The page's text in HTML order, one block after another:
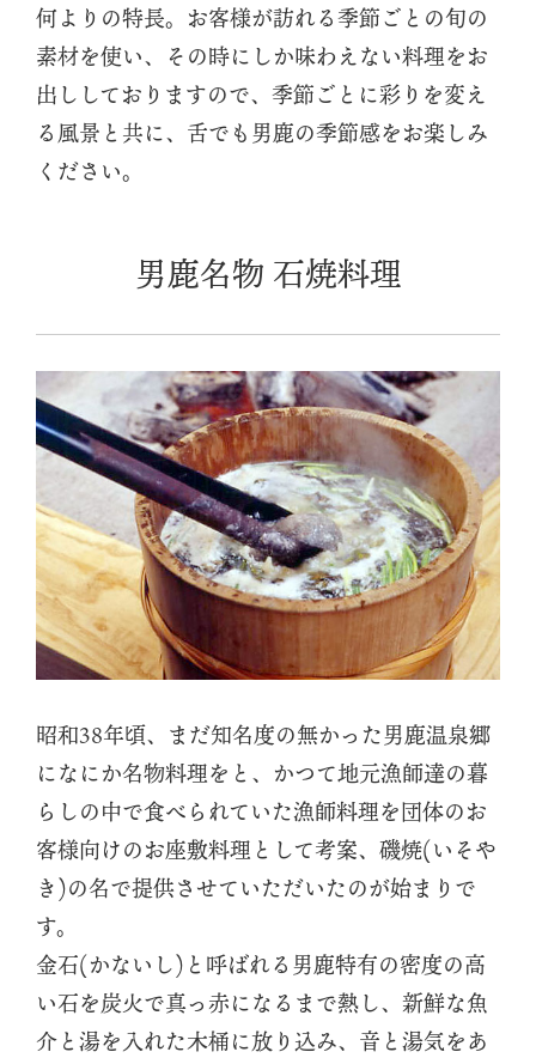
何よりの特長。お客様が訪れる季節ごとの旬の
素材を使い、その時にしか味わえない料理をお
出ししておりますので、季節ごとに彩りを変え
る風景と共に、舌でも男鹿の季節感をお楽しみ
ください。
男鹿名物 石焼料理
昭和38年頃、まだ知名度の無かった男鹿温泉郷
になにか名物料理をと、かつて地元漁師達の暮
らしの中で食べられていた漁師料理を団体のお
客様向けのお座敷料理として考案、磯焼(いそや
き)の名で提供させていただいたのが始まりで
す。
金石(かないし)と呼ばれる男鹿特有の密度の高
い石を炭火で真っ赤になるまで熱し、新鮮な魚
介と湯を入れた木桶に放り込み、音と湯気をあ